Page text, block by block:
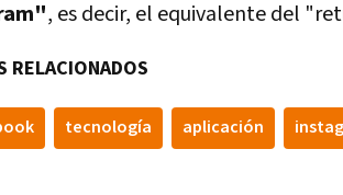
, es decir, el equivalente del
RELACIONADOS
tecnologí­a aplicación